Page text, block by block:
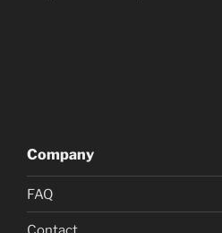
Company
FAQ